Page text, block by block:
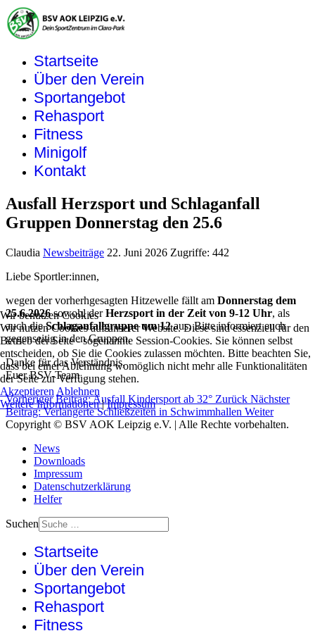
Startseite
Über den Verein
Sportangebot
Rehasport
Fitness
Minigolf
Kontakt
Ausfall Herzsport und Schlaganfall
Gruppen Donnerstag den 25.6
Claudia Newsbeiträge 22. Juni 2026 Zugriffe: 442
Liebe Sportler:innen,
wegen der vorherhgesagten Hitzewelle fällt am Donnerstag dem
25.6.2026sowohl derHerzsport in der Zeit von 9-12 Uhr, als
auch dieSchlaganfallgruppe um 12aus. Bitte informiert euch
gegenseitig in den Gruppen.
Danke für das Verständnis,
Euer BSV-Team
Vorheriger Beitrag: Ausfall Kindersport ab 32° Zurück Nächster
Beitrag: Verlängerte Schließzeiten in Schwimmhallen Weiter
Copyright © BSV AOK Leipzig e.V. | Alle Rechte vorbehalten.
News
Downloads
Impressum
Datenschutzerklärung
Helfer
Suchen
Startseite
Über den Verein
Sportangebot
Rehasport
Fitness
Wir benutzen Cookies
Wir nutzen Cookies auf unserer Website. Diese sind essenziell für den
Betrieb der Seite - sogenannte Session-Cookies. Sie können selbst
entscheiden, ob Sie die Cookies zulassen möchten. Bitte beachten Sie,
dass bei einer Ablehnung womöglich nicht mehr alle Funktionalitäten
der Seite zur Verfügung stehen.
Akzeptieren Ablehnen
Weitere Informationen|Impressum